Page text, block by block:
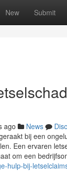
New Submit
ago News
bij een
Een ervaren
om een
hulp-bij-